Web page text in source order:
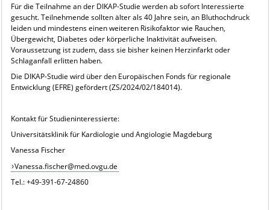
Für die Teilnahme an der DIKAP-Studie werden ab sofort Interessierte
gesucht. Teilnehmende sollten älter als 40 Jahre sein, an Bluthochdruck
leiden und mindestens einen weiteren Risikofaktor wie Rauchen,
Übergewicht, Diabetes oder körperliche Inaktivität aufweisen.
Voraussetzung ist zudem, dass sie bisher keinen Herzinfarkt oder
Schlaganfall erlitten haben.
Die DIKAP-Studie wird über den Europäischen Fonds für regionale
Entwicklung (EFRE) gefördert (ZS/2024/02/184014).
Kontakt für Studieninteressierte:
Universitätsklinik für Kardiologie und Angiologie Magdeburg
Vanessa Fischer
Vanessa.fischer@med.ovgu.de
Tel.: +49-391-67-24860